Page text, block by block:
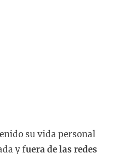
su vida personal
y fuera de las redes